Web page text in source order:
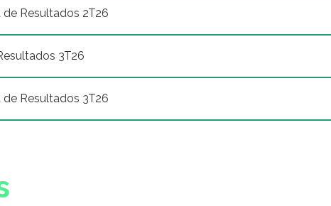
Resultados 2T26
3T26
Resultados 3T26